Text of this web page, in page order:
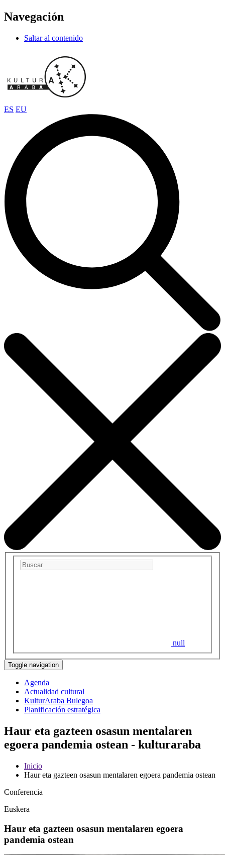
Navegación
Saltar al contenido
ES EU
null
Toggle navigation
Agenda
Actualidad cultural
KulturAraba Bulegoa
Planificación estratégica
Haur eta gazteen osasun mentalaren
egoera pandemia ostean - kulturaraba
Inicio
Haur eta gazteen osasun mentalaren egoera pandemia ostean
Conferencia
Euskera
Haur eta gazteen osasun mentalaren egoera
pandemia ostean